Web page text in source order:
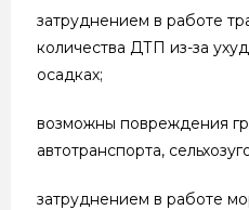
затруднением в работе
количества ДТП из-за
осадках;
возможны повреждения
автотранспорта,
затруднением в работе